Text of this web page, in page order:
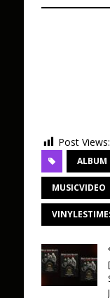
Post Views:
ALBUM
MUSICVIDEO